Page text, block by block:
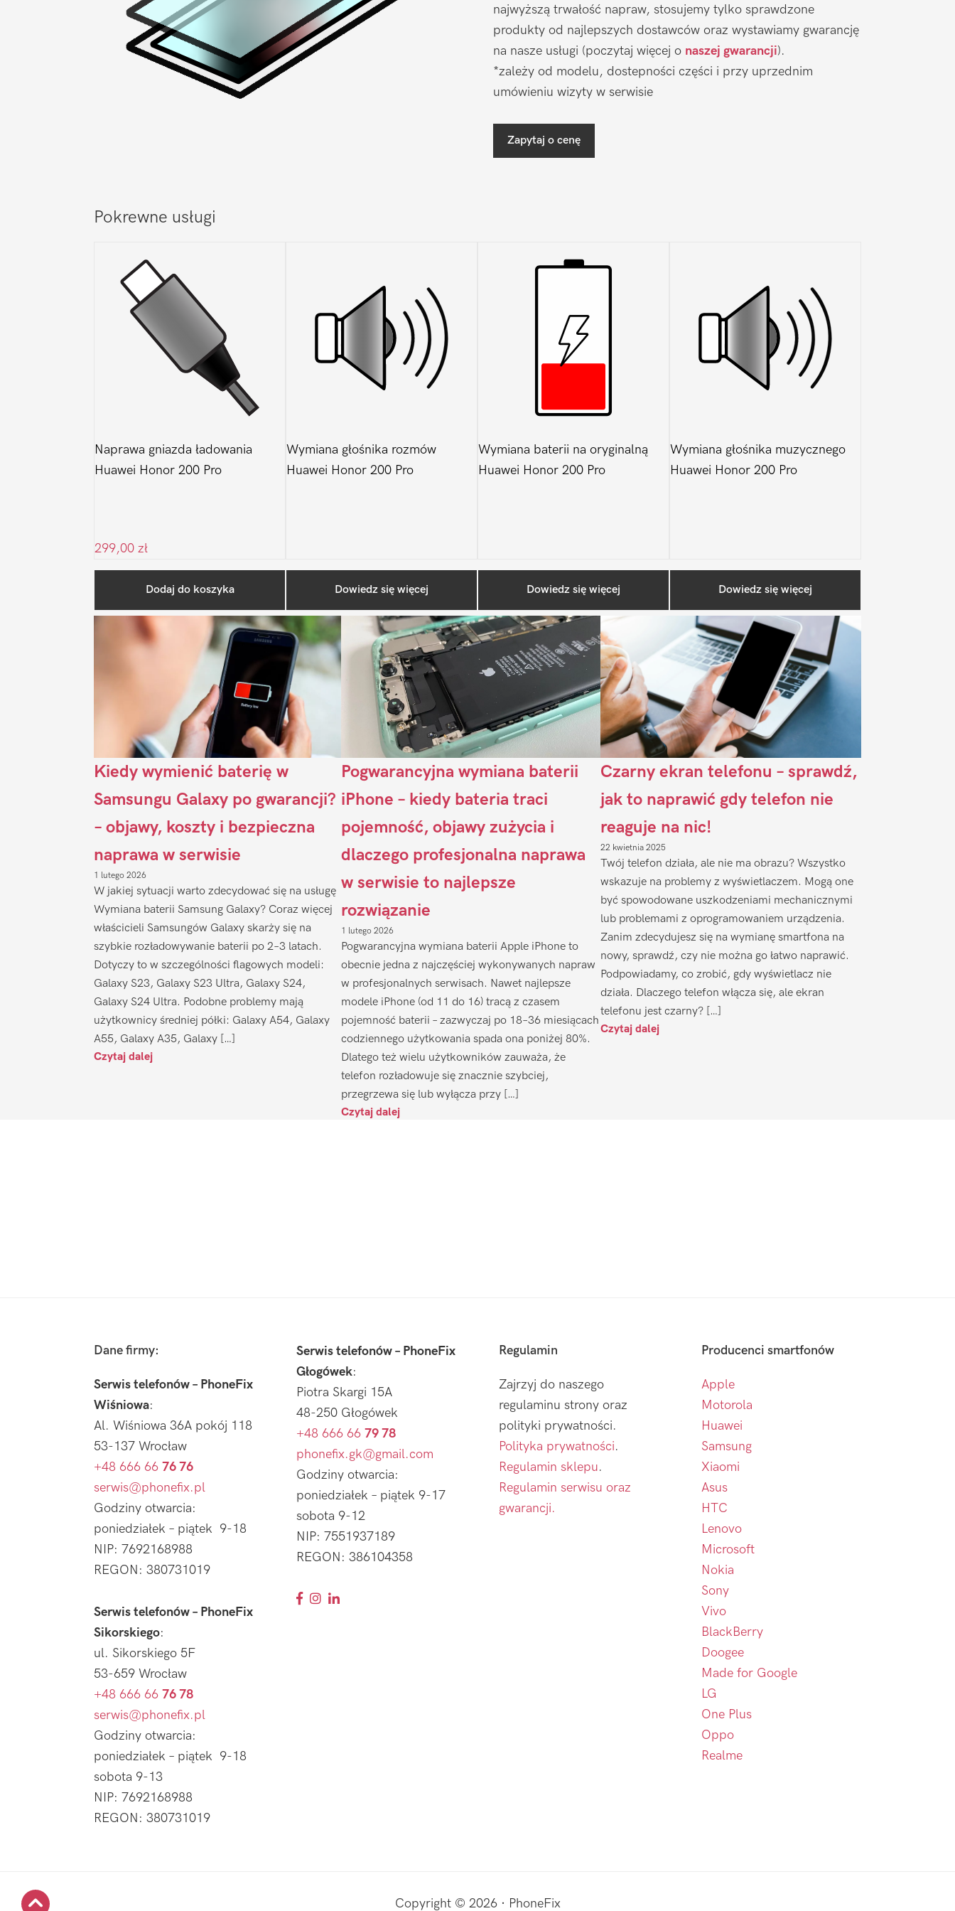
najwyższą trwałość napraw, stosujemy tylko sprawdzone
produkty od najlepszych dostawców oraz wystawiamy gwarancję
na nasze usługi (poczytaj więcej o naszej gwarancji).
*zależy od modelu, dostepności części i przy uprzednim
umówieniu wizyty w serwisie
Zapytaj o cenę
Pokrewne usługi
Naprawa gniazda ładowania
Huawei Honor 200 Pro
299,00 zł
Dodaj do koszyka
Wymiana głośnika rozmów
Huawei Honor 200 Pro
Dowiedz się więcej
Wymiana baterii na oryginalną
Huawei Honor 200 Pro
Dowiedz się więcej
Wymiana głośnika muzycznego
Huawei Honor 200 Pro
Dowiedz się więcej
Sidebar
Ostatnio na blogu
Kiedy wymienić baterię w
Samsungu Galaxy po gwarancji?
– objawy, koszty i bezpieczna
naprawa w serwisie
1 lutego 2026
W jakiej sytuacji warto zdecydować się na usługę
Wymiana baterii Samsung Galaxy? Coraz więcej
właścicieli Samsungów Galaxy skarży się na
szybkie rozładowywanie baterii po 2–3 latach.
Dotyczy to w szczególności flagowych modeli:
Galaxy S23, Galaxy S23 Ultra, Galaxy S24,
Galaxy S24 Ultra. Podobne problemy mają
użytkownicy średniej półki: Galaxy A54, Galaxy
A55, Galaxy A35, Galaxy […]
Czytaj dalej
Pogwarancyjna wymiana baterii
iPhone – kiedy bateria traci
pojemność, objawy zużycia i
dlaczego profesjonalna naprawa
w serwisie to najlepsze
rozwiązanie
1 lutego 2026
Pogwarancyjna wymiana baterii Apple iPhone to
obecnie jedna z najczęściej wykonywanych napraw
w profesjonalnych serwisach. Nawet najlepsze
modele iPhone (od 11 do 16) tracą z czasem
pojemność baterii – zazwyczaj po 18–36 miesiącach
codziennego użytkowania spada ona poniżej 80%.
Dlatego też wielu użytkowników zauważa, że
telefon rozładowuje się znacznie szybciej,
przegrzewa się lub wyłącza przy […]
Czytaj dalej
Czarny ekran telefonu – sprawdź,
jak to naprawić gdy telefon nie
reaguje na nic!
22 kwietnia 2025
Twój telefon działa, ale nie ma obrazu? Wszystko
wskazuje na problemy z wyświetlaczem. Mogą one
być spowodowane uszkodzeniami mechanicznymi
lub problemami z oprogramowaniem urządzenia.
Zanim zdecydujesz się na wymianę smartfona na
nowy, sprawdź, czy nie można go łatwo naprawić.
Podpowiadamy, co zrobić, gdy wyświetlacz nie
działa. Dlaczego telefon włącza się, ale ekran
telefonu jest czarny? […]
Czytaj dalej
Dane firmy:
Serwis telefonów – PhoneFix
Wiśniowa:
Al. Wiśniowa 36A pokój 118
53-137 Wrocław
+48 666 66 76 76
serwis@phonefix.pl
Godziny otwarcia:
poniedziałek – piątek 9-18
NIP: 7692168988
REGON: 380731019
Serwis telefonów – PhoneFix
Sikorskiego:
ul. Sikorskiego 5F
53-659 Wrocław
+48 666 66 76 78
serwis@phonefix.pl
Godziny otwarcia:
poniedziałek – piątek 9-18
sobota 9-13
NIP: 7692168988
REGON: 380731019
Serwis telefonów – PhoneFix
Głogówek:
Piotra Skargi 15A
48-250 Głogówek
+48 666 66 79 78
phonefix.gk@gmail.com
Godziny otwarcia:
poniedziałek – piątek 9-17
sobota 9-12
NIP: 7551937189
REGON: 386104358
Regulamin
Zajrzyj do naszego
regulaminu strony oraz
polityki prywatności.
Polityka prywatności.
Regulamin sklepu.
Regulamin serwisu oraz
gwarancji.
Producenci smartfonów
Apple
Motorola
Huawei
Samsung
Xiaomi
Asus
HTC
Lenovo
Microsoft
Nokia
Sony
Vivo
BlackBerry
Doogee
Made for Google
LG
One Plus
Oppo
Realme
Copyright © 2026 · PhoneFix